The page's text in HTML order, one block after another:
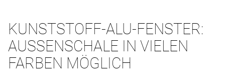
KUNSTSTOFF-ALU-FENSTER:
AUSSENSCHALE IN VIELEN F
ARBEN MÖGLICH